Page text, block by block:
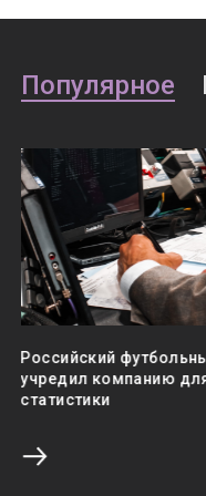
Популярное
Российский
учредил компанию
статистики